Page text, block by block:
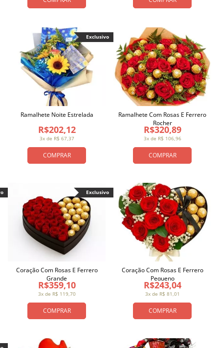
COMPRAR
3x de R$ 67,37
R$202,12
Ramalhete Noite Estrelada
Exclusivo
COMPRAR
3x de R$ 106,96
R$320,89
Ramalhete Com Rosas E Ferrero
Rocher
COMPRAR
3x de R$ 119,70
R$359,10
Coração Com Rosas E Ferrero
Grande
Exclusivo
COMPRAR
3x de R$ 81,01
R$243,04
Coração Com Rosas E Ferrero
Pequeno